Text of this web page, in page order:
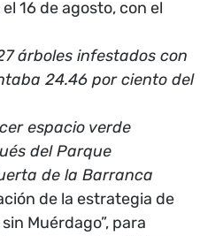
16 de agosto, con el
árboles infestados con
24.46 por ciento del
espacio verde
del Parque
de la Barranca
de la estrategia de
Muérdago”, para